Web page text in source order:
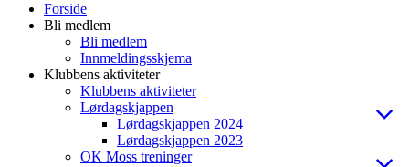
Forside
Bli medlem
Bli medlem
Innmeldingsskjema
Klubbens aktiviteter
Klubbens aktiviteter
Lørdagskjappen
Lørdagskjappen 2024
Lørdagskjappen 2023
OK Moss treninger